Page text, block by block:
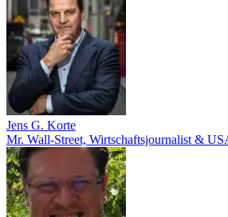
Jens G. Korte
Mr. Wall-Street, Wirtschaftsjournalist &